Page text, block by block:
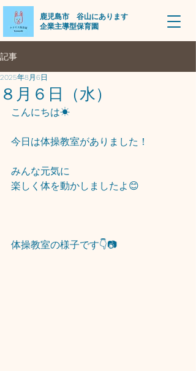
​鹿児島市 谷山にあります
企業主導型保育園
記事
８月６日（水）
2025年8月6日
こんにちは☀
今日は体操教室がありました！
みんな元気に
楽しく体を動かしましたよ😊
体操教室の様子です👇📷